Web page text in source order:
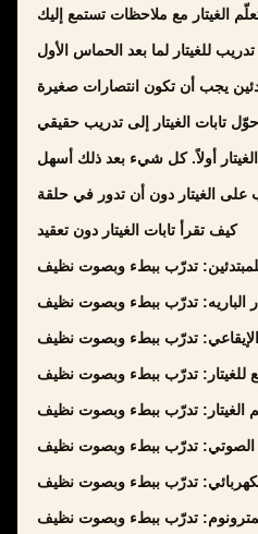
الغيتار مع ملاحظات تستمع إليك
للغيتار لما بعد الحماس الأول
يجب أن تكون انتصارات صغيرة
حوّل تابات الغيتار إلى تدريب حقيقي
على الغيتار دون أن تدور في حلقة
كيف تقرأ تابات الغيتار دون تعقيد
للمبتدئين: تدرّب ببطء وبصوت نظيف
الباريه: تدرّب ببطء وبصوت نظيف
تدرّب ببطء وبصوت نظيف
للغيتار: تدرّب ببطء وبصوت نظيف
الغيتار: تدرّب ببطء وبصوت نظيف
الصوتي: تدرّب ببطء وبصوت نظيف
تدرّب ببطء وبصوت نظيف
تدرّب ببطء وبصوت نظيف